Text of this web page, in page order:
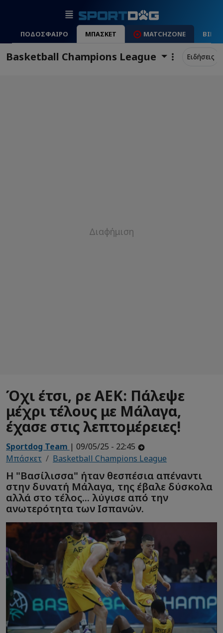
ΠΟΔΟΣΦΑΙΡΟ ΜΠΑΣΚΕΤ MATCHZONE
Basketball Champions League Ειδήσεις
Όχι έτσι, ρε ΑΕΚ: Πάλεψε
μέχρι τέλους με Μάλαγα,
έχασε στις λεπτομέρειες!
Sportdog Team | 09/05/25 - 22:45
Μπάσκετ
Basketball Champions League
Η "Βασίλισσα" ήταν θεσπέσια απέναντι
στην δυνατή Μάλαγα, της έβαλε δύσκολα
αλλά στο τέλος... λύγισε από την
ανωτερότητα των Ισπανών.